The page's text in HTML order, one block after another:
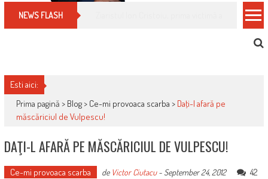
NEWS FLASH Cum îți schimbi, rapid, gratuit și eficient,
Esti aici:
Prima pagină > Blog> Ce-mi provoaca scarba > Daţi-l afară pe
măscăriciul de Vulpescu!
DAŢI-L AFARĂ PE MĂSCĂRICIUL DE VULPESCU!
Ce-mi provoaca scarba de Victor Ciutacu- September 24, 2012
42